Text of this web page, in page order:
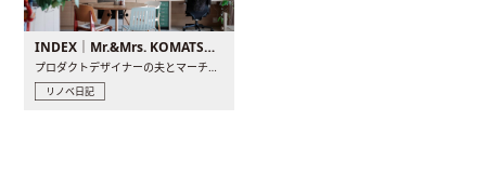
INDEX｜Mr.&Mrs. KOMATSU renovation diary
プロダクトデザイナーの夫とマーチャンダイザーの妻が、夫婦で..
リノベ日記